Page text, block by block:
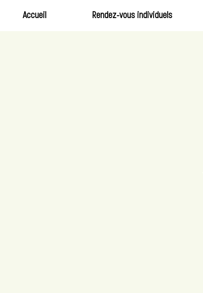
Accueil Rendez-vous individuels